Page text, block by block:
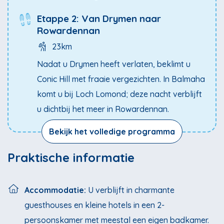
Etappe 2: Van Drymen naar
Rowardennan
23km
Nadat u Drymen heeft verlaten, beklimt u
Conic Hill met fraaie vergezichten. In Balmaha
komt u bij Loch Lomond; deze nacht verblijft
u dichtbij het meer in Rowardennan.
Bekijk het volledige programma
Praktische informatie
Accommodatie: U verblijft in charmante
guesthouses en kleine hotels in een 2-
persoonskamer met meestal een eigen badkamer.